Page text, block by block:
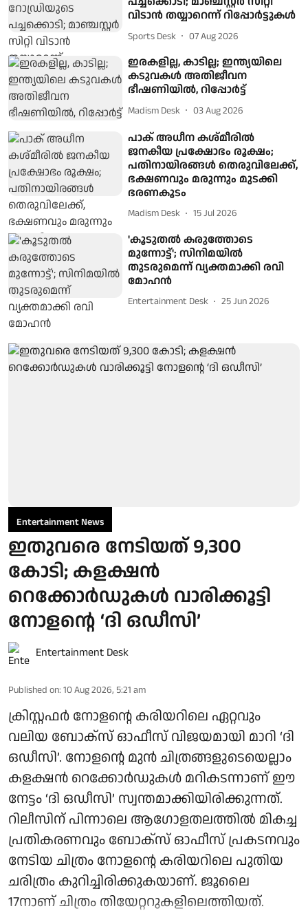
വിടാൻ തയ്യാറെന്ന് റിപ്പോർട്ടുകള്‍
Sports Desk 07 Aug 2026
ഇരകളില്ല, കാടില്ല; ഇന്ത്യയിലെ
കടുവകള്‍ അതിജീവന
ഭീഷണിയില്‍, റിപ്പോര്‍ട്ട്
Madism Desk 03 Aug 2026
പാക് അധീന കശ്മീരില്‍
ജനകീയ പ്രക്ഷോഭം രൂക്ഷം;
പതിനായിരങ്ങള്‍ തെരുവിലേക്ക്,
ഭക്ഷണവും മരുന്നും മുടക്കി
ഭരണകൂടം
Madism Desk 15 Jul 2026
'കൂടുതല്‍ കരുത്തോടെ
മുന്നോട്ട്'; സിനിമയില്‍
തുടരുമെന്ന് വ്യക്തമാക്കി രവി
മോഹന്‍
Entertainment Desk 25 Jun 2026
Entertainment News
ഇതുവരെ നേടിയത് 9,300
കോടി; കളക്ഷൻ
റെക്കോർഡുകൾ വാരിക്കൂട്ടി
നോളന്റെ ‘ദി ഒഡീസി’
Entertainment Desk
Published on: 10 Aug 2026, 5:21 am
ക്രിസ്റ്റഫർ നോളന്റെ കരിയറിലെ ഏറ്റവും
വലിയ ബോക്‌സ് ഓഫീസ് വിജയമായി മാറി ‘ദി
ഒഡീസി’. നോളന്റെ മുൻ ചിത്രങ്ങളുടെയെല്ലാം
കളക്ഷൻ റെക്കോർഡുകൾ മറികടന്നാണ് ഈ
നേട്ടം ‘ദി ഒഡീസി’ സ്വന്തമാക്കിയിരിക്കുന്നത്.
റിലീസിന് പിന്നാലെ ആഗോളതലത്തിൽ മികച്ച
പ്രതികരണവും ബോക്‌സ് ഓഫീസ് പ്രകടനവും
നേടിയ ചിത്രം നോളന്റെ കരിയറിലെ പുതിയ
ചരിത്രം കുറിച്ചിരിക്കുകയാണ്. ജൂലൈ
17നാണ് ചിത്രം തിയേറ്ററുകളിലെത്തിയത്.